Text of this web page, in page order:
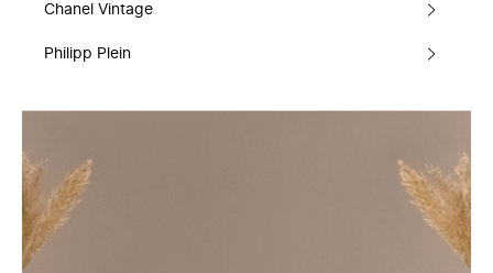
Chanel Vintage
Philipp Plein